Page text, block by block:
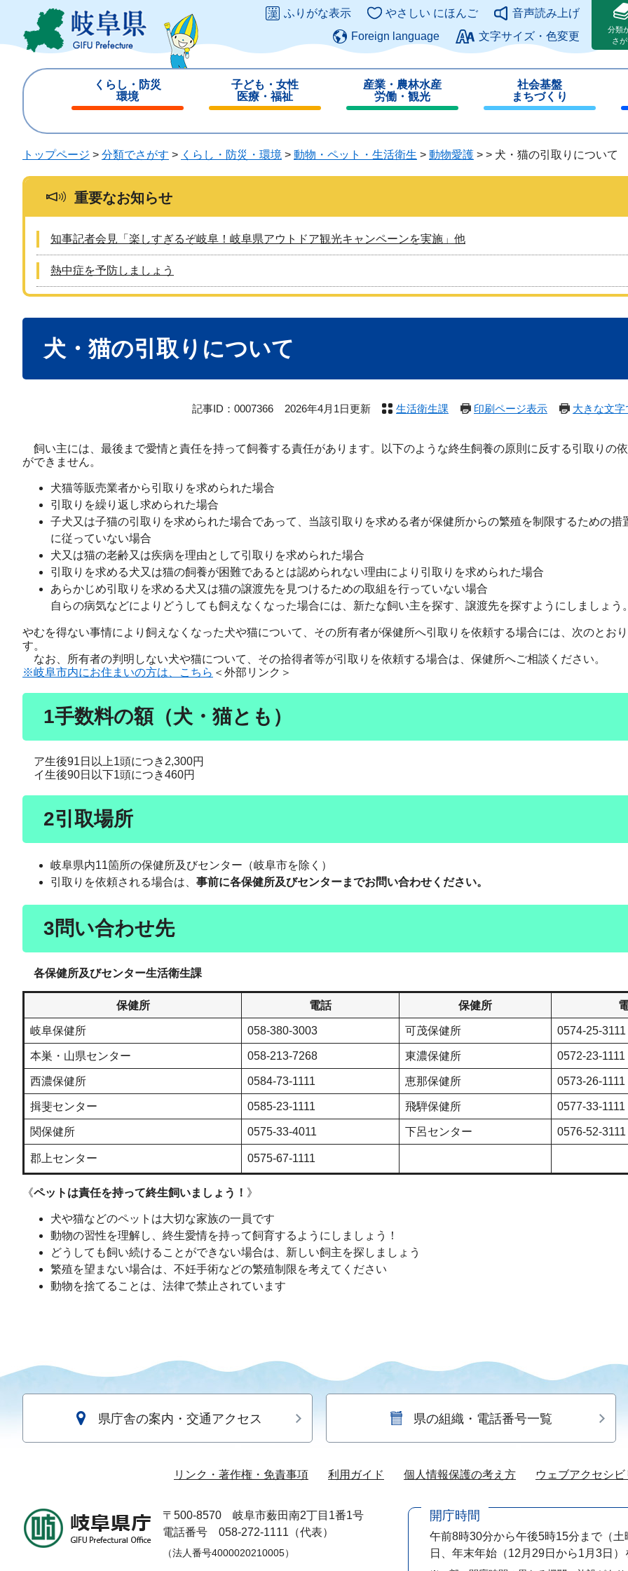
ジ
ュ
このページの本文へ
ふりがな表示 やさしい にほんご
音声読み上げ
Foreign language
文字サイズ・色変更
分類
さ
くらし・防災
環境
じ
子ども・女性
医療・福祉
じ
産業・農林水産
労働・観光
じ
る
社会基盤
まちづくり
じ
トップページ > 分類でさがす > くらし・防災・環境 > 動物・ペット・生活衛生 > 動物愛護 > > 犬・猫の引取りについて
重要なお知らせ
知事記者会見「楽しすぎるぞ岐阜！岐阜県アウトドア観光キャンペーンを実施」他
熱中症を予防しましょう
犬・猫の引取りについて
記事ID：0007366 2026年4月1日更新 生活衛生課 印刷ページ表示 大きな文
飼い主には、最後まで愛情と責任を持って飼養する責任があります。以下のような終生飼養の原則に反する引取りの
ができません。
犬猫等販売業者から引取りを求められた場合
引取りを繰り返し求められた場合
子犬又は子猫の引取りを求められた場合であって、当該引取りを求める者が保健所からの繁殖を制限するための措
に従っていない場合
犬又は猫の老齢又は疾病を理由として引取りを求められた場合
引取りを求める犬又は猫の飼養が困難であるとは認められない理由により引取りを求められた場合
あらかじめ引取りを求める犬又は猫の譲渡先を見つけるための取組を行っていない場合
自らの病気などによりどうしても飼えなくなった場合には、新たな飼い主を探す、譲渡先を探すようにしましょう
やむを得ない事情により飼えなくなった犬や猫について、その所有者が保健所へ引取りを依頼する場合には、次のとお
す。
なお、所有者の判明しない犬や猫について、その拾得者等が引取りを依頼する場合は、保健所へご相談ください。
※岐阜市内にお住まいの方は、こちら ＜外部リンク＞
1手数料の額（犬・猫とも）
ア生後91日以上1頭につき2,300円
イ生後90日以下1頭につき460円
2引取場所
岐阜県内11箇所の保健所及びセンター（岐阜市を除く）
引取りを依頼される場合は、 事前に各保健所及びセンターまでお問い合わせください。
3問い合わせ先
各保健所及びセンター生活衛生課
保健所 電話 保健所
岐阜保健所 058-380-3003 可茂保健所 0574-25-3111
本巣・山県センター 058-213-7268 東濃保健所 0572-23-1111
西濃保健所 0584-73-1111 恵那保健所 0573-26-1111
揖斐センター 0585-23-1111 飛騨保健所 0577-33-1111
関保健所 0575-33-4011 下呂センター 0576-52-3111
郡上センター 0575-67-1111
《ペットは責任を持って終生飼いましょう！ 》
犬や猫などのペットは大切な家族の一員です
動物の習性を理解し、終生愛情を持って飼育するようにしましょう！
どうしても飼い続けることができない場合は、新しい飼主を探しましょう
繁殖を望まない場合は、不妊手術などの繁殖制限を考えてください
動物を捨てることは、法律で禁止されています
県庁舎の案内・交通アクセス 県の組織・電話番号一覧
リンク・著作権・免責事項 利用ガイド 個人情報保護の考え方 ウェブアクセシ
〒500-8570
岐阜市薮田南2丁目1番1号
電話番号 058-272-1111（代表）
（法人番号4000020210005）
開庁時間
午前8時30分から午後5時15分まで （
日、年末年始（12月29日から1月3日）